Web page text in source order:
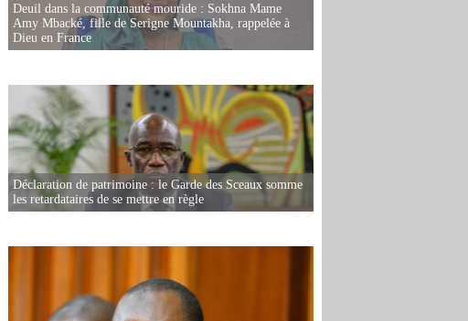
Deuil dans la communauté mouride : Sokhna Mame
Amy Mbacké, fille de Serigne Mountakha, rappelée à
Dieu en France
Déclaration de patrimoine : le Garde des Sceaux somme
les retardataires de se mettre en règle